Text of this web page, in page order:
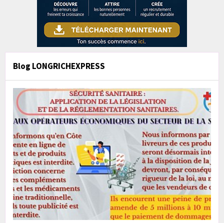
Blog LONGRICHEXPRESS